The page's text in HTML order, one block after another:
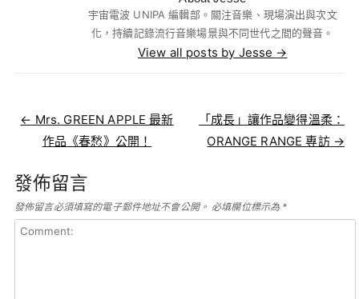
宇宙電波 UNIPA 編輯部。關注音樂、現場演出與次文
化，持續記錄流行音樂場景與不同世代之間的聲音。
View all posts by Jesse →
Post navigation
← Mrs. GREEN APPLE 最新
作品《春愁》公開！
「成長」讓作品變得溫柔：
ORANGE RANGE 專訪 →
發佈留言
發佈留言必須填寫的電子郵件地址不會公開。 必填欄位標示為 *